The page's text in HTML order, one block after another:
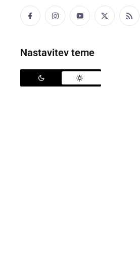
Nastavitev teme
vseh
Parada učenja
na stojnicah se
za otroke...
četrtek, 10.
kot